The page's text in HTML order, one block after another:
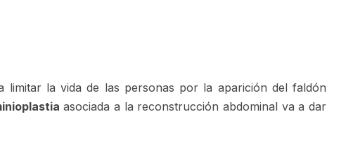
limitar la vida de las personas por la aparición del faldón
asociada a la reconstrucción abdominal va a dar